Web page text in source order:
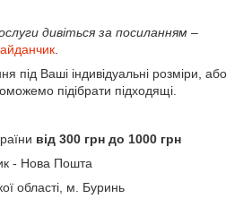
дивіться за посиланням –
Ваші індивідуальні розміри, або
підібрати підходящі.
від 300 грн до 1000 грн
- Нова Пошта
області, м. Буринь